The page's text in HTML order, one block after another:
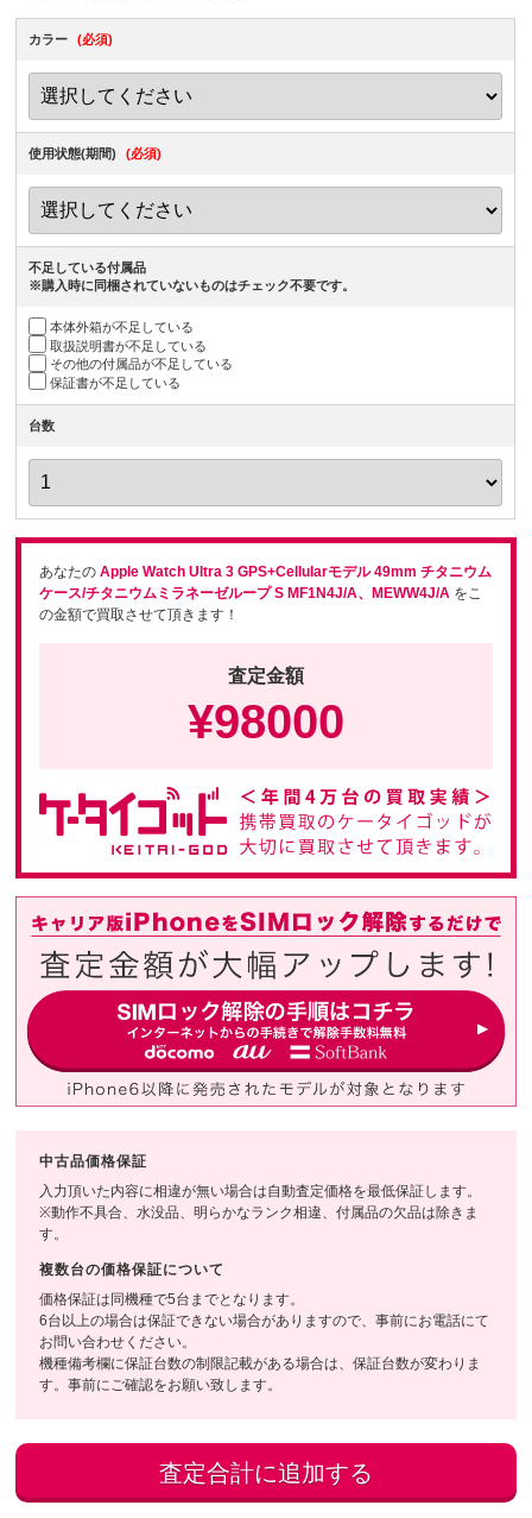
カラー (必須)
使用状態(期間) (必須)
不足している付属品
※購入時に同梱されていないものはチェック不要です。
本体外箱が不足している
取扱説明書が不足している
その他の付属品が不足している
保証書が不足している
台数
あなたのApple Watch Ultra 3 GPS+Cellularモデル 49mm チタニウム
ケース/チタニウムミラネーゼループ S MF1N4J/A、MEWW4J/A をこ
の金額で買取させて頂きます！
査定金額
¥98000
中古品価格保証
入力頂いた内容に相違が無い場合は自動査定価格を最低保証します。
※動作不具合、水没品、明らかなランク相違、付属品の欠品は除きま
す。
複数台の価格保証について
価格保証は同機種で5台までとなります。
6台以上の場合は保証できない場合がありますので、事前にお電話にて
お問い合わせください。
機種備考欄に保証台数の制限記載がある場合は、保証台数が変わりま
す。事前にご確認をお願い致します。